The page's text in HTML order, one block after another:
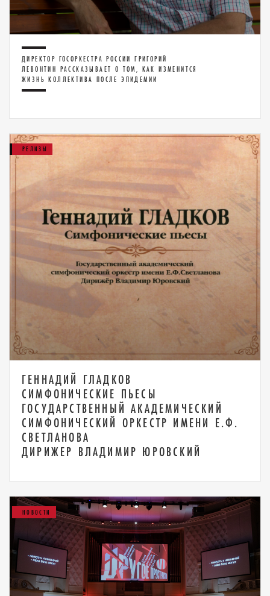
ДИРЕКТОР ГОСОРКЕСТРА РОССИИ ГРИГОРИЙ
ЛЕВОНТИН РАССКАЗЫВАЕТ О ТОМ, КАК ИЗМЕНИТСЯ
ЖИЗНЬ КОЛЛЕКТИВА ПОСЛЕ ЭПИДЕМИИ
РЕЛИЗЫ
ГЕННАДИЙ ГЛАДКОВ
СИМФОНИЧЕСКИЕ ПЬЕСЫ
ГОСУДАРСТВЕННЫЙ АКАДЕМИЧЕСКИЙ
СИМФОНИЧЕСКИЙ ОРКЕСТР ИМЕНИ Е.Ф.
СВЕТЛАНОВА
ДИРИЖЕР ВЛАДИМИР ЮРОВСКИЙ
НОВОСТИ